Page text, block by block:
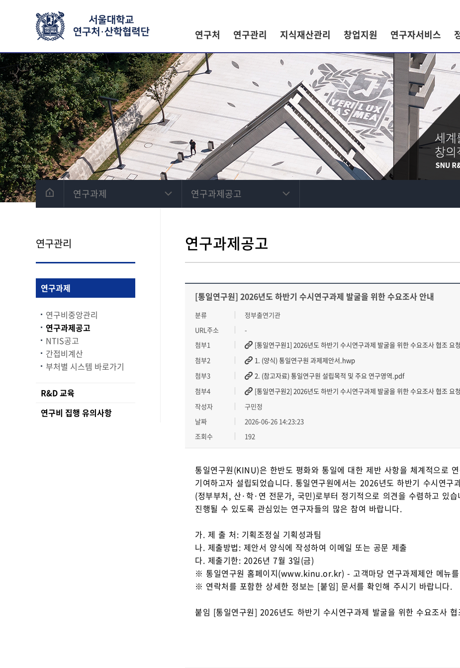
연구처 연구관리 지식재산관리 창업지원 연구자서비스
연구과제 연구과제공고
연구관리
연구과제
연구비중앙관리
연구과제공고
NTIS공고
간접비계산
부처별 시스템 바로가기
R&D 교육
연구비 집행 유의사항
연구과제공고
[통일연구원] 2026년도 하반기 수시연구과제 발굴을 위한 수요조사 안내
분류
정부출연기관
URL주소
-
첨부1
[통일연구원1] 2026년도 하반기 수시연구과제 발굴을 위한 수요조사 협조 요
첨부2
1. (양식) 통일연구원 과제제안서.hwp
첨부3
2. (참고자료) 통일연구원 설립목적 및 주요 연구영역.pdf
첨부4
[통일연구원2] 2026년도 하반기 수시연구과제 발굴을 위한 수요조사 협조 요
작성자
구민정
날짜
2026-06-26 14:23:23
조회수
192
통일연구원(KINU)은 한반도 평화와 통일에 대한 제반 사항을 체계적으로
기여하고자 설립되었습니다. 통일연구원에서는 2026년도 하반기 수시연구
(정부부처, 산·학·연 전문가, 국민)로부터 정기적으로 의견을 수렴하고 있
진행될 수 있도록 관심있는 연구자들의 많은 참여 바랍니다.
가. 제 출 처: 기획조정실 기획성과팀
나. 제출방법: 제안서 양식에 작성하여 이메일 또는 공문 제출
다. 제출기한: 2026년 7월 3일(금)
※ 통일연구원 홈페이지(www.kinu.or.kr) - 고객마당 연구과제제안 메뉴를
※ 연락처를 포함한 상세한 정보는 [붙임] 문서를 확인해 주시기 바랍니다.
붙임 [통일연구원] 2026년도 하반기 수시연구과제 발굴을 위한 수요조사